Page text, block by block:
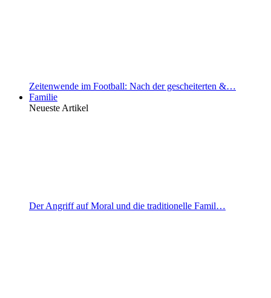
Zeitenwende im Football: Nach der gescheiterten &…
Familie
Neueste Artikel
Der Angriff auf Moral und die traditionelle Famil…